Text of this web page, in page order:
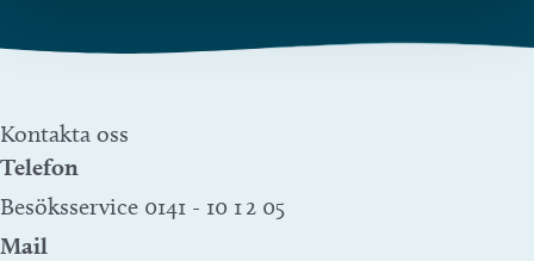
Kontakta oss
Telefon
Besöksservice 0141 - 10 1 2 05
Mail